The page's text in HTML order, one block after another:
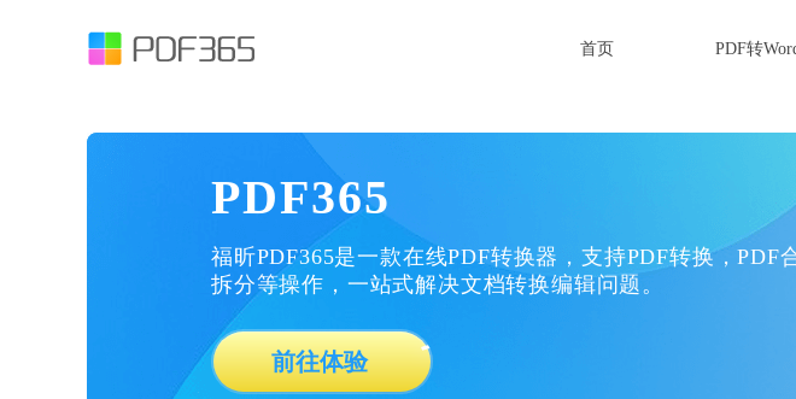
首页 PDF转
PDF365
福昕PDF365是一款在线PDF转换器，支持PDF转换，PDF
拆分等操作，一站式解决文档转换编辑问题。
前往体验